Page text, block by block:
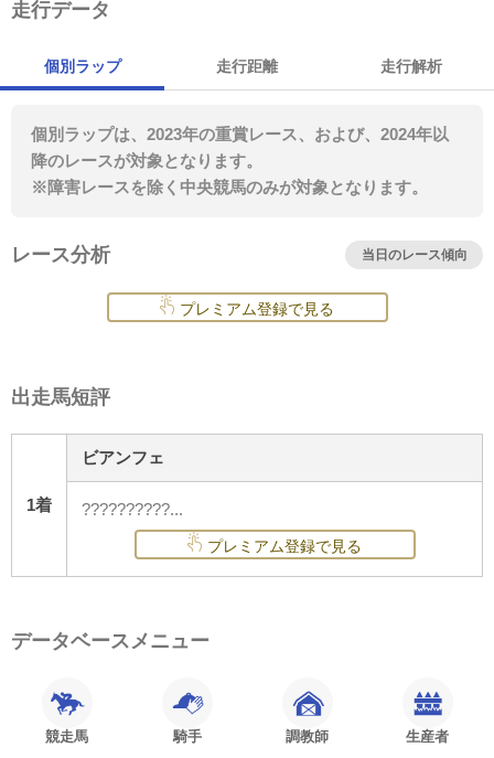
走行データ
個別ラップ 走行距離 走行解析
個別ラップは、2023年の重賞レース、および、2024年以
降のレースが対象となります。
※障害レースを除く中央競馬のみが対象となります。
レース分析 当日のレース傾向
プレミアム登録で見る
出走馬短評
1着
ビアンフェ
??????????...
プレミアム登録で見る
データベースメニュー
競走馬 騎手 調教師 生産者